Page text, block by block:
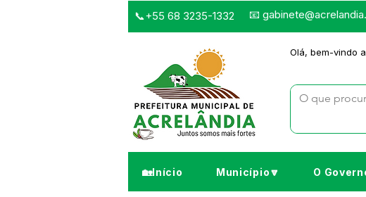
📞+55 68 3235-1332 📧
Olá, bem-vindo
🏡Início Município🔽 O